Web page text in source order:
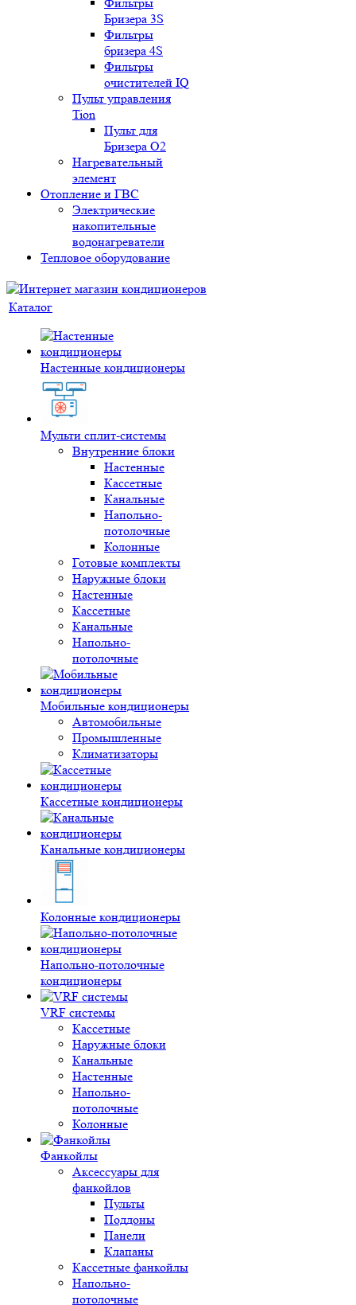
Бризера 3S
Фильтры
бризера 4S
Фильтры
очистителей IQ
Пульт управления
Tion
Пульт для
Бризера O2
Нагревательный
элемент
Отопление и ГВС
Электрические
накопительные
водонагреватели
Тепловое оборудование
Каталог
Настенные кондиционеры
Мульти сплит-системы
Внутренние блоки
Настенные
Кассетные
Канальные
Напольно-
потолочные
Колонные
Готовые комплекты
Наружные блоки
Настенные
Кассетные
Канальные
Напольно-
потолочные
Мобильные кондиционеры
Автомобильные
Промышленные
Климатизаторы
Кассетные кондиционеры
Канальные кондиционеры
Колонные кондиционеры
Напольно-потолочные
кондиционеры
VRF системы
Кассетные
Наружные блоки
Канальные
Настенные
Напольно-
потолочные
Колонные
Фанкойлы
Аксессуары для
фанкойлов
Пульты
Поддоны
Панели
Клапаны
Кассетные фанкойлы
Напольно-
потолочные